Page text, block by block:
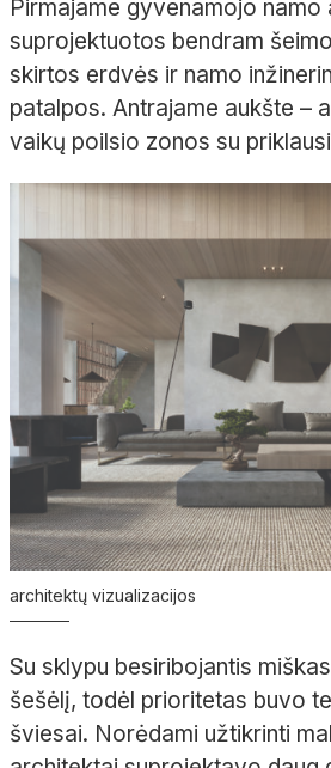
Pirmajame gyvenamojo namo
suprojektuotos bendram
skirtos erdvės ir namo
patalpos. Antrajame aukšte –
vaikų poilsio zonos su
architektų vizualizacijos
Su sklypu besiribojantis
šešėlį, todėl prioritetas buvo
šviesai. Norėdami užtikrinti